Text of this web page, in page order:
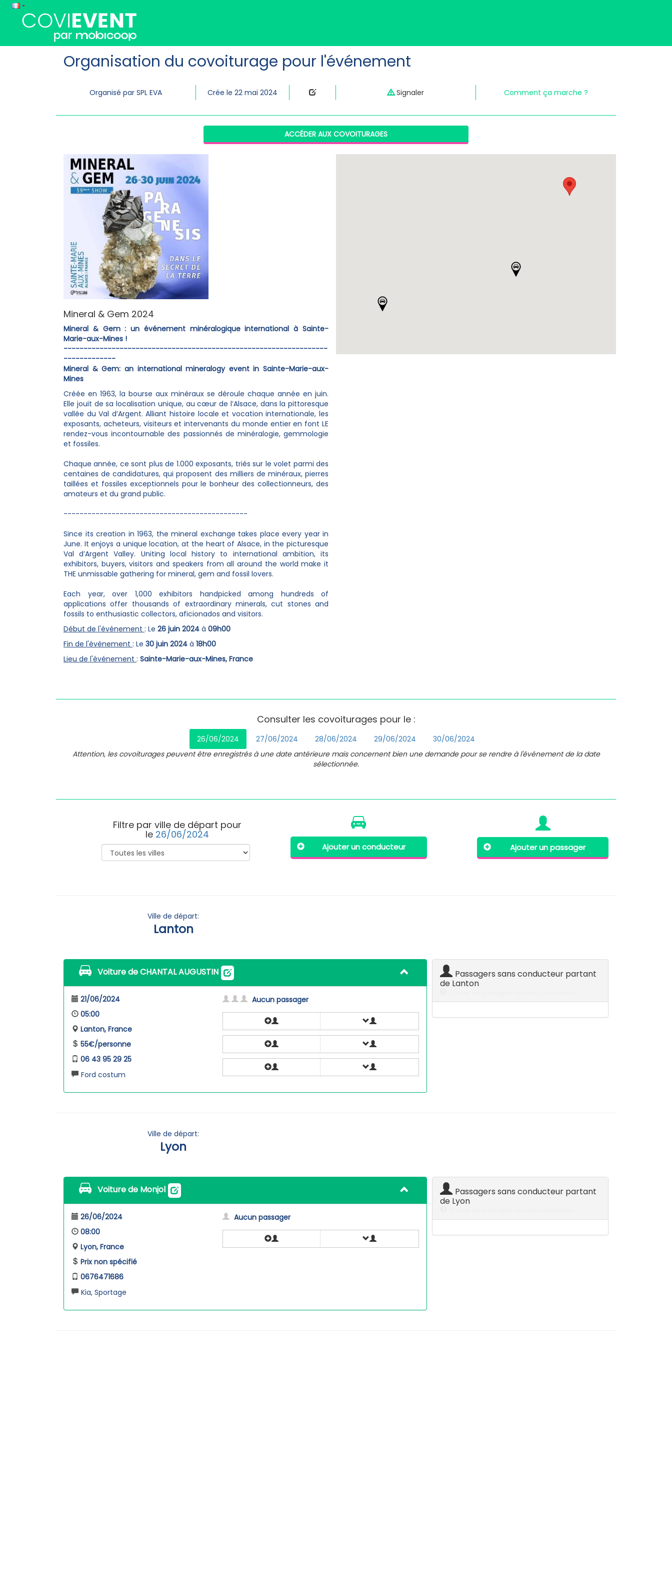
Organisation du covoiturage pour l'événement
Organisé par SPL EVA Crée le 22 mai 2024 Signaler Comment ça marche ?
ACCÉDER AUX COVOITURAGES
Mineral & Gem 2024
Mineral & Gem : un événement minéralogique international à Sainte-
Marie-aux-Mines !
------------------------------------------------------------------
-------------
Mineral & Gem: an international mineralogy event in Sainte-Marie-aux-
Mines
Créée en 1963, la bourse aux minéraux se déroule chaque année en juin.
Elle jouit de sa localisation unique, au cœur de l’Alsace, dans la pittoresque
vallée du Val d’Argent. Alliant histoire locale et vocation internationale, les
exposants, acheteurs, visiteurs et intervenants du monde entier en font LE
rendez-vous incontournable des passionnés de minéralogie, gemmologie
et fossiles.
Chaque année, ce sont plus de 1.000 exposants, triés sur le volet parmi des
centaines de candidatures, qui proposent des milliers de minéraux, pierres
taillées et fossiles exceptionnels pour le bonheur des collectionneurs, des
amateurs et du grand public.
----------------------------------------------
Since its creation in 1963, the mineral exchange takes place every year in
June. It enjoys a unique location, at the heart of Alsace, in the picturesque
Val d’Argent Valley. Uniting local history to international ambition, its
exhibitors, buyers, visitors and speakers from all around the world make it
THE unmissable gathering for mineral, gem and fossil lovers.
Each year, over 1,000 exhibitors handpicked among hundreds of
applications offer thousands of extraordinary minerals, cut stones and
fossils to enthusiastic collectors, aficionados and visitors.
Début de l'événement : Le 26 juin 2024 à 09h00
Fin de l'événement : Le 30 juin 2024 à 18h00
Lieu de l'événement : Sainte-Marie-aux-Mines, France
Consulter les covoiturages pour le :
26/06/2024 27/06/2024 28/06/2024 29/06/2024
30/06/2024
Attention, les covoiturages peuvent être enregistrés à une date antérieure mais concernent bien une demande pour se rendre à l'événement de la date
sélectionnée.
Filtre par ville de départ pour
le 26/06/2024
Ajouter un conducteur Ajouter un passager
Ville de départ:
Lanton
Voiture de CHANTAL AUGUSTIN
21/06/2024
05:00
Lanton, France
55€/personne
06 43 95 29 25
Ford costum
Aucun passager
Passagers sans conducteur partant
de Lanton
Ville de départ:
Lyon
Voiture de Monjol
26/06/2024
08:00
Lyon, France
Prix non spécifié
0676471686
Kia, Sportage
Aucun passager
Passagers sans conducteur partant
de Lyon